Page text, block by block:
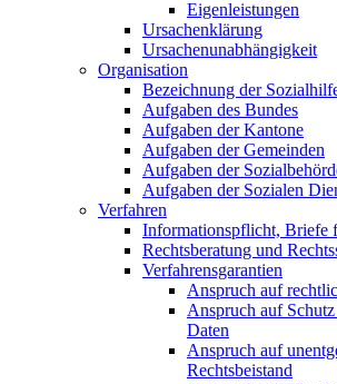
Eigenleistungen
Ursachenklärung
Ursachenunabhängigkeit
Organisation
Bezeichnung der
Aufgaben des Bundes
Aufgaben der Kantone
Aufgaben der Gemeinden
Aufgaben der
Aufgaben der Sozialen
Verfahren
Informationspflicht, Briefe
Rechtsberatung und
Verfahrensgarantien
Anspruch auf
Anspruch auf
Daten
Anspruch auf
Rechtsbeistand